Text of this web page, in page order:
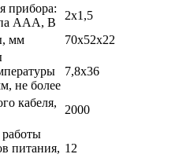
прибора:
ААА, В
2х1,5
мм
70х52х22
не более
7,8х36
кабеля,
2000
питания, 12